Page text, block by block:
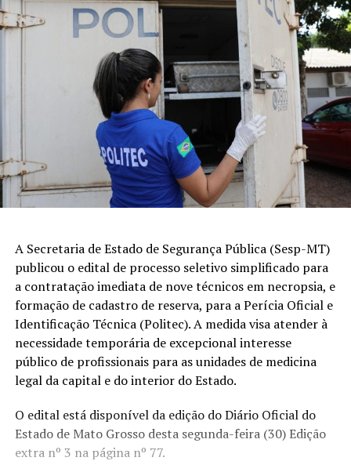
A Secretaria de Estado de Segurança Pública (Sesp-MT)
publicou o edital de processo seletivo simplificado para
a contratação imediata de nove técnicos em necropsia, e
formação de cadastro de reserva, para a Perícia Oficial e
Identificação Técnica (Politec). A medida visa atender à
necessidade temporária de excepcional interesse
público de profissionais para as unidades de medicina
legal da capital e do interior do Estado.
O edital está disponível da edição do Diário Oficial do
Estado de Mato Grosso desta segunda-feira (30) Edição
extra nº 3 na página nº 77.